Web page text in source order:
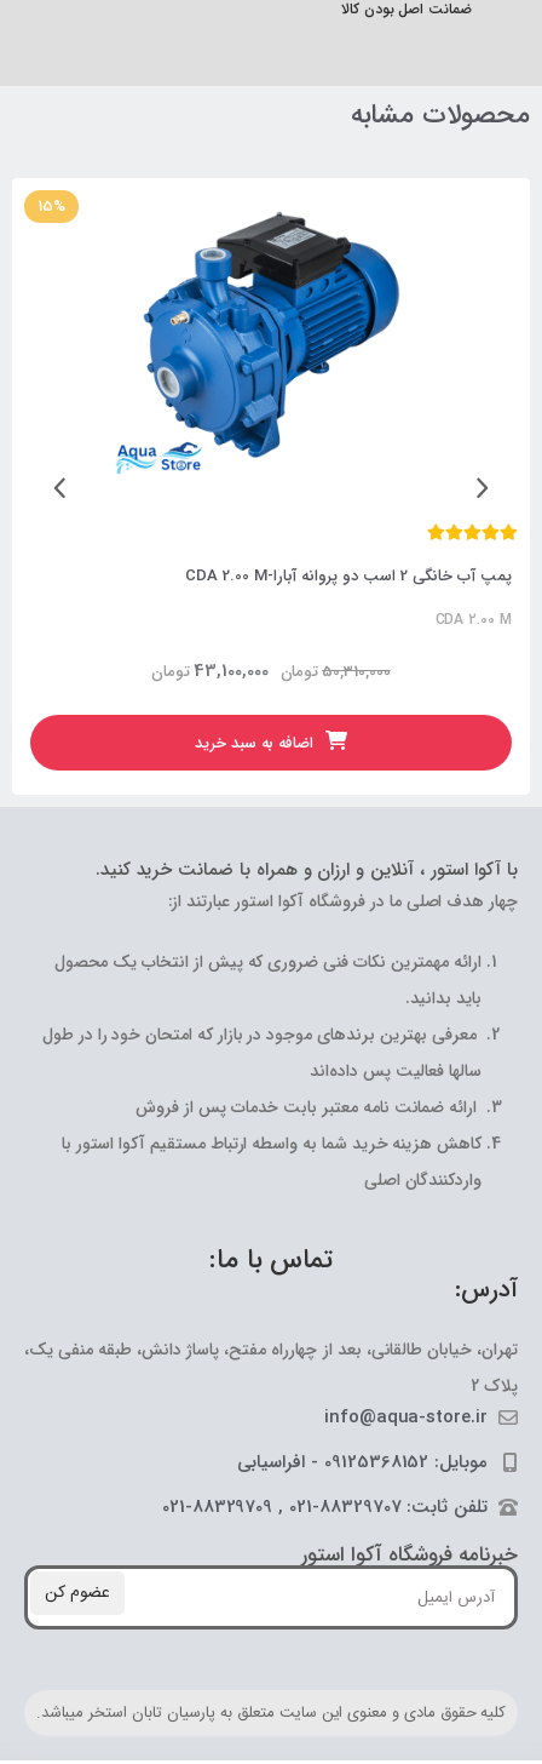
ضمانت اصل بودن کالا
محصولات مشابه
15%
پمپ آب خانگی 2 اسب دو پروانه آبارا-CDA 2.00 M
CDA 2.00 M
تومان50,310,000 تومان43,100,000
اضافه به سبد خرید
با آکوا استور ، آنلاین و ارزان و همراه با ضمانت خرید کنید.
چهار هدف اصلی ما در فروشگاه آکوا استور عبارتند از:
ارائه مهمترین نکات فنی ضروری که پیش از انتخاب یک محصول
باید بدانید.
معرفی بهترین برندهای موجود در بازار که امتحان خود را در طول
سالها فعالیت پس داده‌اند
ارائه ضمانت نامه معتبر بابت خدمات پس از فروش
کاهش هزینه خرید شما به واسطه ارتباط مستقیم آکوا استور با
واردکنندگان اصلی
تماس با ما:
آدرس:
تهران، خیابان طالقانی، بعد از چهارراه مفتح، پاساژ دانش، طبقه منفی یک،
پلاک 2
info@aqua-store.ir
موبایل: 09125368152 - افراسیابی
تلفن ثابت: 88329707-021 , 88329709-021
خبرنامه فروشگاه آکوا استور
عضوم کن
کلیه حقوق مادی و معنوی این سایت متعلق به پارسیان تابان استخر میباشد.